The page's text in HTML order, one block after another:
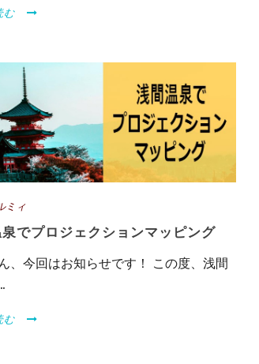
む
ミィ
でプロジェクションマッピング
、今回はお知らせです！ この度、浅間
む